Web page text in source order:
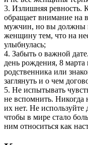
3. Излишняя ревность.
обращает внимание на
мужчин, но вы должны
женщину тем, что на
улыбнулась;
4. Забыть о важной
день рождения, 8
родственника или
заглянуть и о чем
5. Не испытывать
не вспомнить. Никогда
их нет. Не используйте
чтобы в мире стало
ним относиться как